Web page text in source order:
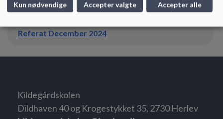
Referat December 2024
Kildegårdskolen
Dildhaven 40 og Krogestykket 35, 2730 Herlev
Kun nødvendige Accepter valgte Accepter alle